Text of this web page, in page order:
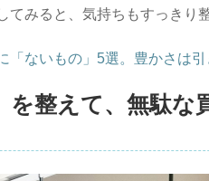
みると、気持ちもすっきり
「ないもの」5選。豊かさは引
を整えて、無駄な